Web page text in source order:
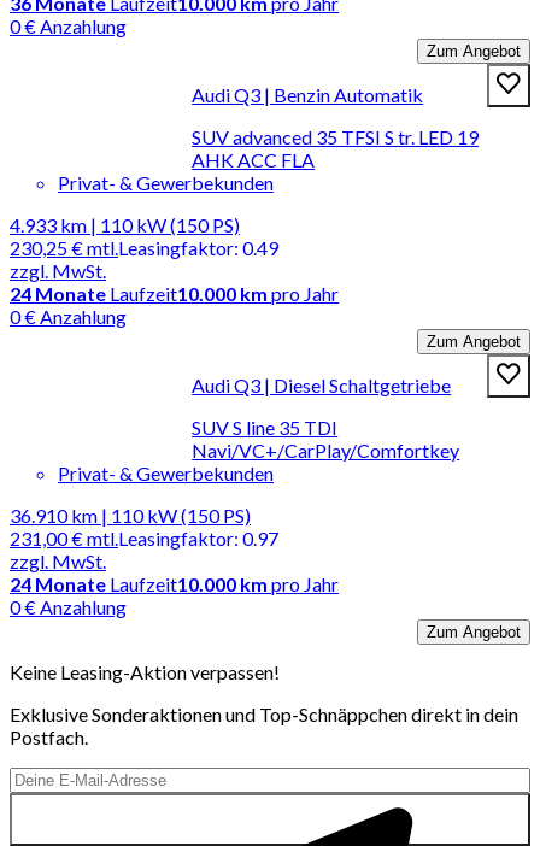
0 € Anzahlung
Zum Angebot
Audi Q3 | Benzin Automatik
SUV advanced 35 TFSI S tr. LED 19
AHK ACC FLA
Privat- & Gewerbekunden
4.933 km | 110 kW (150 PS)
230,25 €mtl.
zzgl. MwSt.
Leasingfaktor: 0.49
24 Monate Laufzeit10.000 km pro Jahr
0 € Anzahlung
Zum Angebot
Audi Q3 | Diesel Schaltgetriebe
SUV S line 35 TDI
Navi/VC+/CarPlay/Comfortkey
Privat- & Gewerbekunden
36.910 km | 110 kW (150 PS)
231,00 €mtl.
zzgl. MwSt.
Leasingfaktor: 0.97
24 Monate Laufzeit10.000 km pro Jahr
0 € Anzahlung
Zum Angebot
Keine Leasing-Aktion verpassen!
Exklusive Sonderaktionen und Top-Schnäppchen direkt in dein
Postfach.